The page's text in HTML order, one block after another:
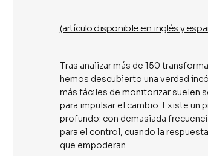
(artículo disponible en inglés y
Tras analizar más de 150
hemos descubierto una verdad
más fáciles de monitorizar suelen
para impulsar el cambio. Existe un
profundo: con demasiada
para el control, cuando la
que empoderan.